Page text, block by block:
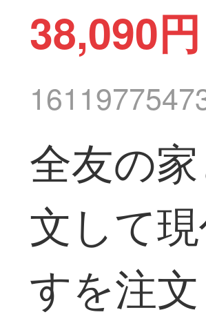
38,090円
全友の
文して
すを注文